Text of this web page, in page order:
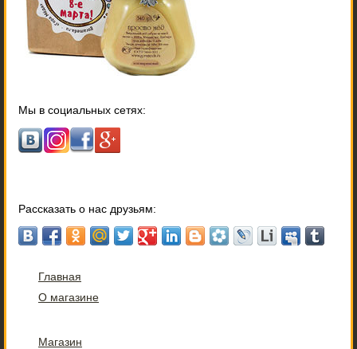
Мы в социальных сетях:
Рассказать о нас друзьям:
Главная
О магазине
Магазин